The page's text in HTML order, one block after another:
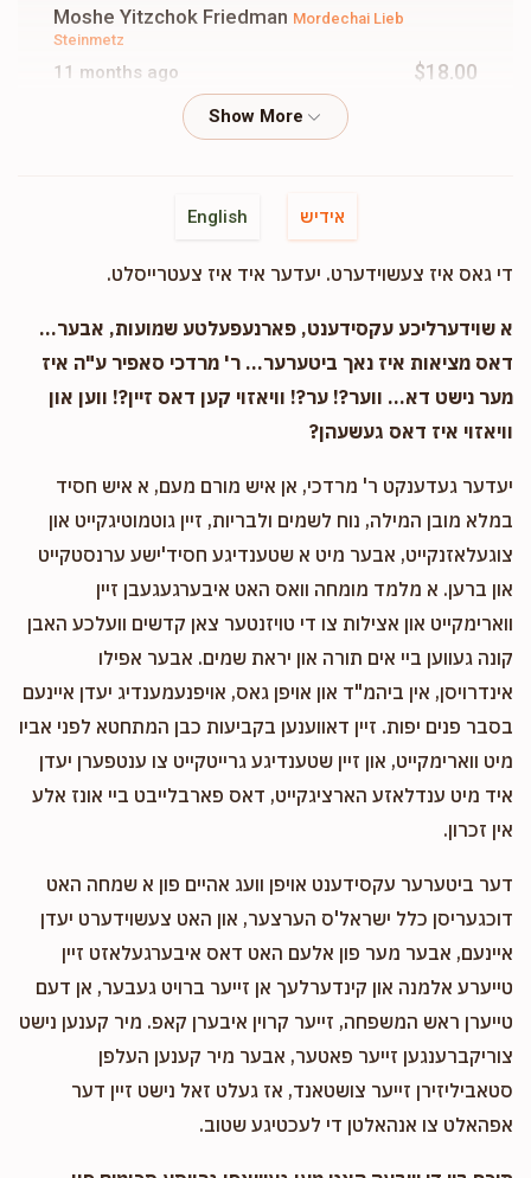
Moshe Yitzchok Friedman Mordechai Lieb
Steinmetz
11 months ago $18.00
Moshe Yitzchok Friedman
Osher ZeitlinMordechai Lieb Steinmetz
English אידיש
די גאס איז צעשוידערט. יעדער איד איז צעטרייסלט.
א שוידערליכע עקסידענט, פארנעפעלטע שמועות, אבער...
דאס מציאות איז נאך ביטערער... ר' מרדכי סאפיר ע"ה איז
מער נישט דא... ווער?! ער?! וויאזוי קען דאס זיין?! ווען און
וויאזוי איז דאס געשעהן?
יעדער געדענקט ר' מרדכי, אן איש מורם מעם, א איש חסיד
במלא מובן המילה, נוח לשמים ולבריות, זיין גוטמוטיגקייט און
צוגעלאזנקייט, אבער מיט א שטענדיגע חסיד'ישע ערנסטקייט
און ברען. א מלמד מומחה וואס האט איבערגעגעבן זיין
ווארימקייט און אצילות צו די טויזנטער צאן קדשים וועלכע האבן
קונה געווען ביי אים תורה און יראת שמים. אבער אפילו
אינדרויסן, אין ביהמ"ד און אויפן גאס, אויפנעמענדיג יעדן איינעם
בסבר פנים יפות. זיין דאווענען בקביעות כבן המתחטא לפני אביו
מיט ווארימקייט, און זיין שטענדיגע גרייטקייט צו ענטפערן יעדן
איד מיט ענדלאזע הארציגקייט, דאס פארבלייבט ביי אונז אלע
אין זכרון.
דער ביטערער עקסידענט אויפן וועג אהיים פון א שמחה האט
דוכגעריסן כלל ישראל'ס הערצער, און האט צעשוידערט יעדן
איינעם, אבער מער פון אלעם האט דאס איבערגעלאזט זיין
טייערע אלמנה און קינדערלעך אן זייער ברויט געבער, אן דעם
טייערן ראש המשפחה, זייער קרוין איבערן קאפ. מיר קענען נישט
צוריקברענגען זייער פאטער, אבער מיר קענען העלפן
סטאביליזירן זייער צושטאנד, אז געלט זאל נישט זיין דער
אפהאלט צו אנהאלטן די לעכטיגע שטוב.